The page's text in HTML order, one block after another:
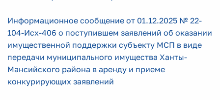
Информационное сообщение от 01.12.2025 № 22-
104-Исх-406 о поступившем заявлений об оказании
имущественной поддержки субъекту МСП в виде
передачи муниципального имущества Ханты-
Мансийского района в аренду и приеме
конкурирующих заявлений